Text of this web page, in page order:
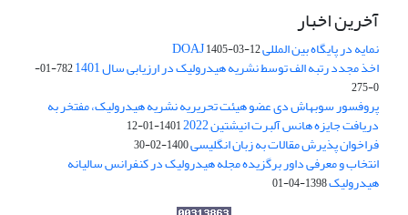
آخرین اخبار
نمایه در پایگاه بین المللی DOAJ1405-03-12
اخذ مجدد رتبه الف توسط نشریه هیدرولیک در ارزیابی سال 1401
782-01-
0-275
پروفسور سوبهاش دی عضو هیئت تحریریه نشریه هیدرولیک، مفتخر به
دریافت جایزه هانس آلبرت انیشتین 2022 1401-01-12
فراخوان پذیرش مقالات به زبان انگلیسی1400-02-30
انتخاب و معرفی داور برگزیده مجله هیدرولیک در کنفرانس سالیانه
هیدرولیک1398-04-01